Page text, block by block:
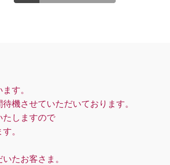
す。
機させていただいております。
たしますので
。
たお客さま。